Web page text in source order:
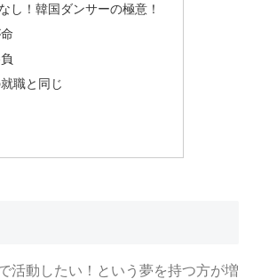
し！韓国ダンサーの極意！
職と同じ
活動したい！という夢を持つ方が増